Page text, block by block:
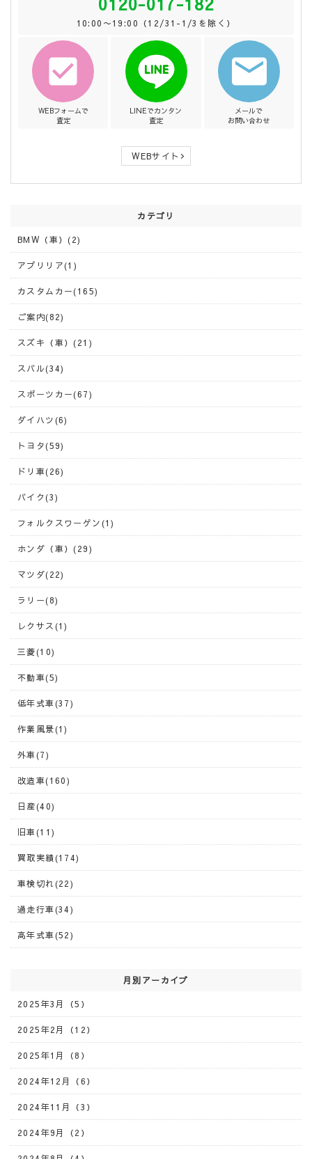
10:00〜19:00（12/31-1/3を除く）
WEBフォームで
査定
LINEでカンタン
査定
メールで
お問い合わせ
WEBサイト
カテゴリ
BMW（車）(2)
アプリリア(1)
カスタムカー(165)
ご案内(82)
スズキ（車）(21)
スバル(34)
スポーツカー(67)
ダイハツ(6)
トヨタ(59)
ドリ車(26)
バイク(3)
フォルクスワーゲン(1)
ホンダ（車）(29)
マツダ(22)
ラリー(8)
レクサス(1)
三菱(10)
不動車(5)
低年式車(37)
作業風景(1)
外車(7)
改造車(160)
日産(40)
旧車(11)
買取実績(174)
車検切れ(22)
過走行車(34)
高年式車(52)
月別アーカイブ
2025年3月（5）
2025年2月（12）
2025年1月（8）
2024年12月（6）
2024年11月（3）
2024年9月（2）